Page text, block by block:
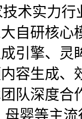
术实力
自研核心
引擎、灵
容生成、
队深度合
婴等主